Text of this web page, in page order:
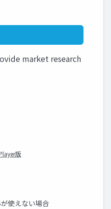
market research
版
使えない場合